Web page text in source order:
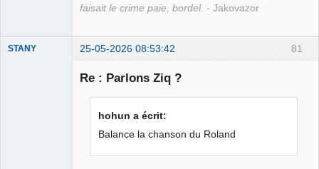
faisait le crime paie, bordel. - Jakovazor
81
STANY 25-05-2026 08:53:42
Re : Parlons Ziq ?
hohun a écrit:
Balance la chanson du Roland